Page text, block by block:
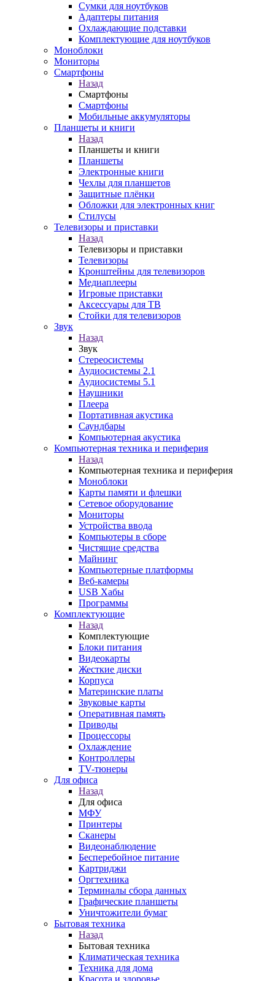
Сумки для ноутбуков
Адаптеры питания
Охлаждающие подставки
Комплектующие для ноутбуков
Моноблоки
Мониторы
Смартфоны
Назад
Смартфоны
Смартфоны
Мобильные аккумуляторы
Планшеты и книги
Назад
Планшеты и книги
Планшеты
Электронные книги
Чехлы для планшетов
Защитные плёнки
Обложки для электронных книг
Стилусы
Телевизоры и приставки
Назад
Телевизоры и приставки
Телевизоры
Кронштейны для телевизоров
Медиаплееры
Игровые приставки
Аксессуары для ТВ
Стойки для телевизоров
Звук
Назад
Звук
Стереосистемы
Аудиосистемы 2.1
Аудиосистемы 5.1
Наушники
Плеера
Портативная акустика
Саундбары
Компьютерная акустика
Компьютерная техника и периферия
Назад
Компьютерная техника и периферия
Моноблоки
Карты памяти и флешки
Сетевое оборудование
Мониторы
Устройства ввода
Компьютеры в сборе
Чистящие средства
Майнинг
Компьютерные платформы
Веб-камеры
USB Хабы
Программы
Комплектующие
Назад
Комплектующие
Блоки питания
Видеокарты
Жесткие диски
Корпуса
Материнские платы
Звуковые карты
Оперативная память
Приводы
Процессоры
Охлаждение
Контроллеры
TV-тюнеры
Для офиса
Назад
Для офиса
МФУ
Принтеры
Сканеры
Видеонаблюдение
Бесперебойное питание
Картриджи
Оргтехника
Терминалы сбора данных
Графические планшеты
Уничтожители бумаг
Бытовая техника
Назад
Бытовая техника
Климатическая техника
Техника для дома
Красота и здоровье